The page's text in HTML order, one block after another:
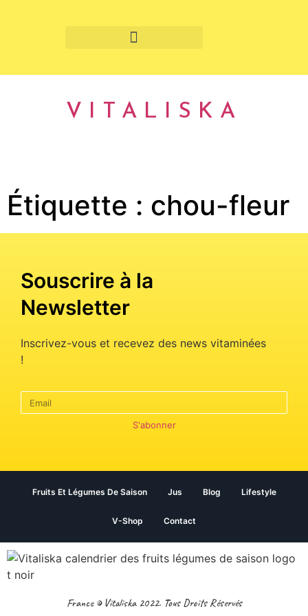
VITALISKA
Étiquette : chou-fleur
Souscrire à la
Newsletter
Inscrivez-vous et recevez des news vitaminées
!
S'abonner
Fruits Et Légumes De Saison Jus Blog Lifestyle
V-Shop Contact
France © Vitaliska 2022. Tous Droits Réservés